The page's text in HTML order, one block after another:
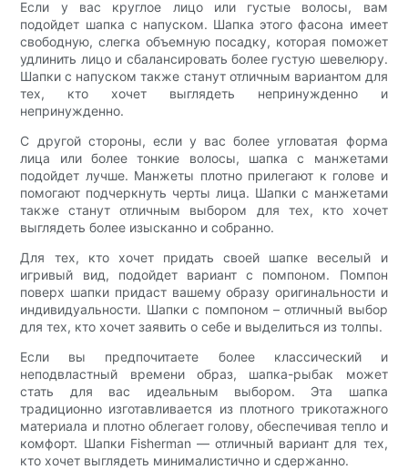
Если у вас круглое лицо или густые волосы, вам
подойдет шапка с напуском. Шапка этого фасона имеет
свободную, слегка объемную посадку, которая поможет
удлинить лицо и сбалансировать более густую шевелюру.
Шапки с напуском также станут отличным вариантом для
тех, кто хочет выглядеть непринужденно и
непринужденно.
С другой стороны, если у вас более угловатая форма
лица или более тонкие волосы, шапка с манжетами
подойдет лучше. Манжеты плотно прилегают к голове и
помогают подчеркнуть черты лица. Шапки с манжетами
также станут отличным выбором для тех, кто хочет
выглядеть более изысканно и собранно.
Для тех, кто хочет придать своей шапке веселый и
игривый вид, подойдет вариант с помпоном. Помпон
поверх шапки придаст вашему образу оригинальности и
индивидуальности. Шапки с помпоном – отличный выбор
для тех, кто хочет заявить о себе и выделиться из толпы.
Если вы предпочитаете более классический и
неподвластный времени образ, шапка-рыбак может
стать для вас идеальным выбором. Эта шапка
традиционно изготавливается из плотного трикотажного
материала и плотно облегает голову, обеспечивая тепло и
комфорт. Шапки Fisherman — отличный вариант для тех,
кто хочет выглядеть минималистично и сдержанно.